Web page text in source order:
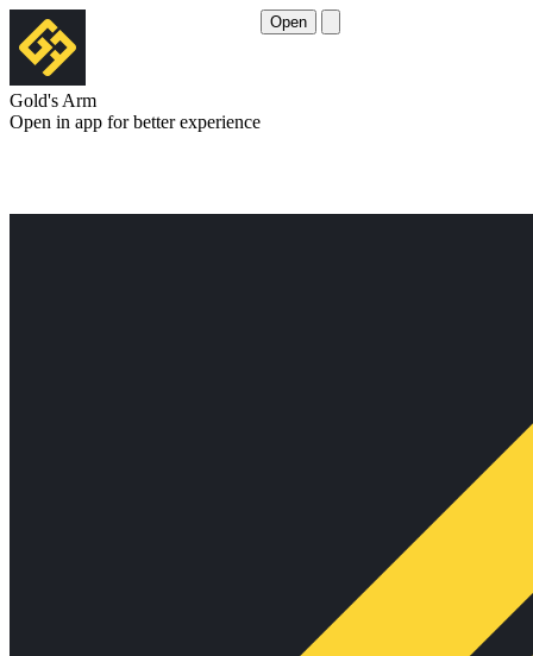
Gold's Arm
Open in app for better experience
Open